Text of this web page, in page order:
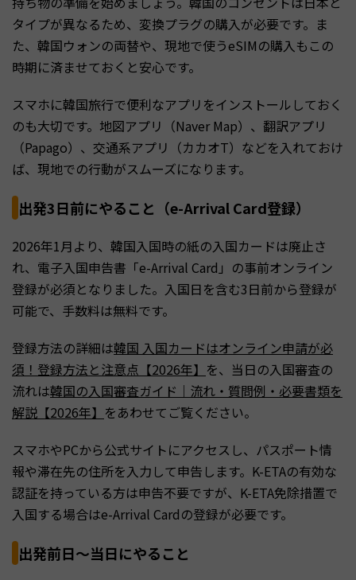
タイプが異なるため、変換プラグの購入が必要です。ま
た、韓国ウォンの両替や、現地で使うeSIMの購入もこの
時期に済ませておくと安心です。
スマホに韓国旅行で便利なアプリをインストールしておく
のも大切です。地図アプリ（Naver Map）、翻訳アプリ
（Papago）、交通系アプリ（カカオT）などを入れておけ
ば、現地での行動がスムーズになります。
出発3日前にやること（e-Arrival Card登録）
2026年1月より、韓国入国時の紙の入国カードは廃止さ
れ、電子入国申告書「e-Arrival Card」の事前オンライン
登録が必須となりました。入国日を含む3日前から登録が
可能で、手数料は無料です。
登録方法の詳細は韓国 入国カードはオンライン申請が必
須！登録方法と注意点【2026年】 を、当日の入国審査の
流れは韓国の入国審査ガイド｜流れ・質問例・必要書類を
解説【2026年】 をあわせてご覧ください。
スマホやPCから公式サイトにアクセスし、パスポート情
報や滞在先の住所を入力して申告します。K-ETAの有効な
認証を持っている方は申告不要ですが、K-ETA免除措置で
入国する場合はe-Arrival Cardの登録が必要です。
出発前日〜当日にやること